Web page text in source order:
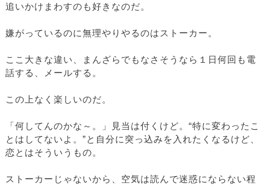
追いかけまわすのも好きなのだ。
嫌がっているのに無理やりやるのはストーカー。
ここ大きな違い、まんざらでもなさそうなら１日何回も電
話する、メールする。
この上なく楽しいのだ。
「何してんのかな～。」見当は付くけど。“特に変わったこ
とはしてないよ。”と自分に突っ込みを入れたくなるけど、
恋とはそういうもの。
ストーカーじゃないから、空気は読んで迷惑にならない程